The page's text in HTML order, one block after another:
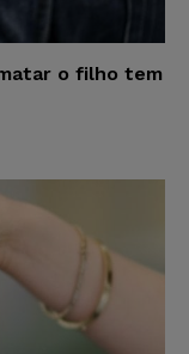
o filho tem